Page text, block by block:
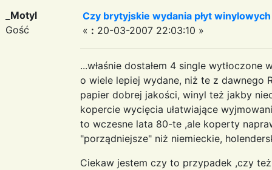
_Motyl
Gość
Czy brytyjskie wydania płyt winylowych
« : 20-03-2007 22:03:10 »
...właśnie dostałem 4 single
o wiele lepiej wydane, niż te z dawnego
papier dobrej jakości, winyl też jakby
kopercie wycięcia ułatwiające
to wczesne lata 80-te ,ale koperty
"porządniejsze" niż niemieckie,
Ciekaw jestem czy to przypadek ,czy